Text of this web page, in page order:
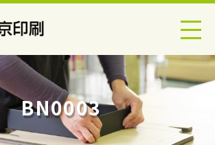
BN0003